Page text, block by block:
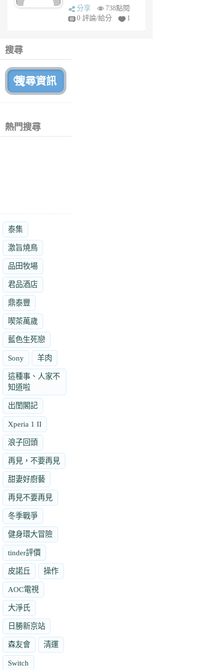
sq
fy
分享
738點閱
0 評論/給分
1
搜尋
熱門搜尋
泰集
激旨燒鳥
品田牧場
君品酒店
鼎泰豐
喫茶萬歲
藍色生死戀
Sony 羊肉
這種事、人家不
知道啦
出閨閣記
Xperia 1 II
浪子回頭
再見，不要再見
甜妻好廚藝
再見不要再見
冬季戰爭
健身環大冒險
tinder評價
皮諾丘 操作
AOC電視
大淨氏
日勝新京站
森友會 清運
Switch